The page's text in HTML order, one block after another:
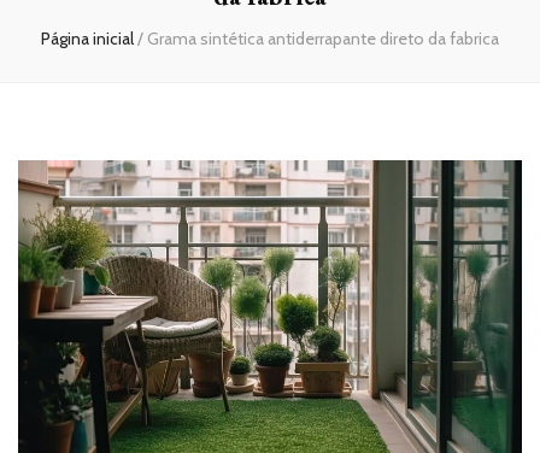
Página inicial/ Grama sintética antiderrapante direto da fabrica